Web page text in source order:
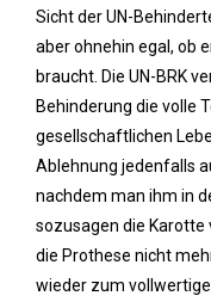
Sicht der UN-
aber ohnehin egal, ob
braucht. Die UN-BRK
Behinderung die volle
gesellschaftlichen
Ablehnung jedenfalls
nachdem man ihm in
sozusagen die Karotte
die Prothese nicht
wieder zum